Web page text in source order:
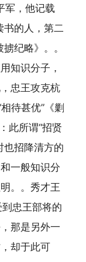
军，他记载
书的人，第二
纪略》。。
知识分子，
忠王攻克杭
待甚优”《剿
此所谓“招贤
也招降清方的
一般知识分
。。秀才王
忠王部将的
那是另外一
却于此可